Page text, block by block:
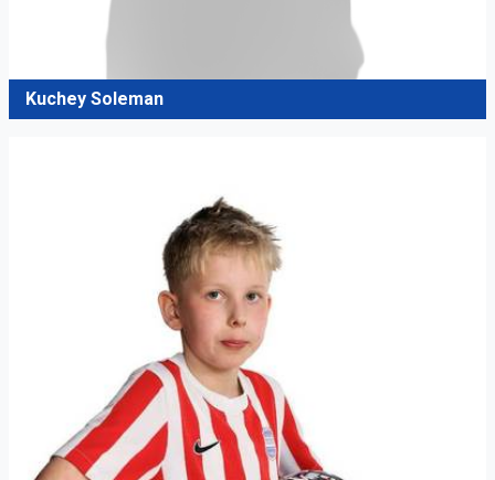
Kuchey Soleman